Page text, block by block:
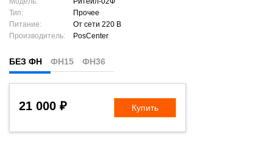
Тип:
Прочее
Питание:
От сети 220 В
Производитель:
PosCenter
БЕЗ ФН ФН15 ФН36
21 000 ₽ Купить